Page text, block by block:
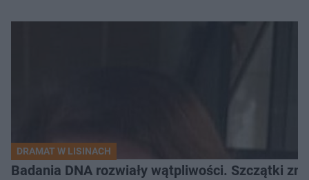
DRAMAT W LISINACH
Badania DNA rozwiały wątpliwości. Szczątki